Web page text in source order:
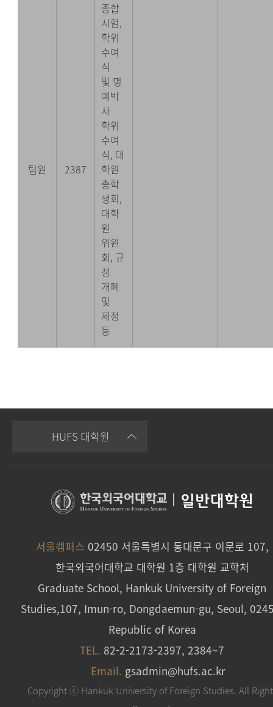
팀원 2387
종합
시험,
학위
수여
식
및 명
예박
사
학위
수여
식, 대
학원
총학
생회,
대학
원
위원
회, 규
정
개폐
및
제정
등
HUFS 대학원
일반대학원
서울캠퍼스 02450 서울특별시 동대문구 이문로 107,
한국외국어대학교 대학원 1층 대학원 교학처
Graduate School, Hankuk University of Foreign
Studies,107, Imun-ro, Dongdaemun-gu, Seoul,
Republic of Korea
TEL. 82-2-2173-2397, 2384~7
Email. gsadmin@hufs.ac.kr
Copyright ⓒ Hankuk University of Foreign Studies. All